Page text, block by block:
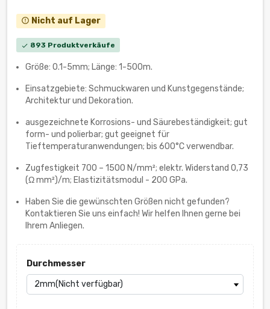
error_outline Nicht auf Lager
check 893 Produktverkäufe
Größe: 0.1-5mm; Länge: 1-500m.
Einsatzgebiete: Schmuckwaren und Kunstgegenstände;
Architektur und Dekoration.
ausgezeichnete Korrosions- und Säurebeständigkeit; gut
form- und polierbar; gut geeignet für
Tieftemperaturanwendungen; bis 600°C verwendbar.
Zugfestigkeit 700 – 1500 N/mm²; elektr. Widerstand 0,73
(Ω mm²)/m; Elastizitätsmodul - 200 GPa.
Haben Sie die gewünschten Größen nicht gefunden?
Kontaktieren Sie uns einfach! Wir helfen Ihnen gerne bei
Ihrem Anliegen.
Durchmesser